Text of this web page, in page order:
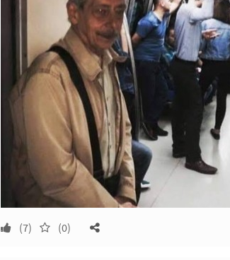
(7) (0)